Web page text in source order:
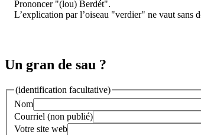
Prononcer "(lou) Berdét".
L’explication par l’oiseau "verdier" ne vaut sans
Un gran de sau ?
(identification facultative)
Nom
Courriel (non publié)
Votre site web